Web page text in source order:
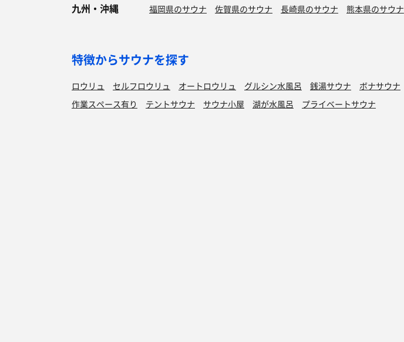
九州・沖縄 福岡県のサウナ 佐賀県のサウナ 長崎県のサウナ 熊本県のサウナ
特徴からサウナを探す
ロウリュ セルフロウリュ オートロウリュ グルシン水風呂 銭湯サウナ ボナサウナ
作業スペース有り
テントサウナ サウナ小屋 湖が水風呂 プライベートサウナ